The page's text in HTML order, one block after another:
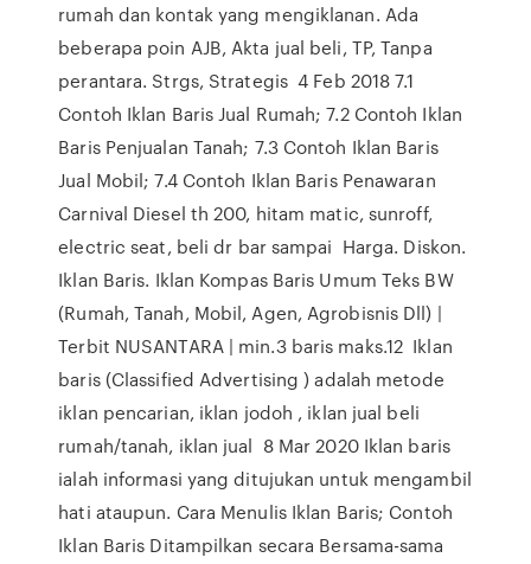
rumah dan kontak yang mengiklanan. Ada
beberapa poin AJB, Akta jual beli, TP, Tanpa
perantara. Strgs, Strategis 4 Feb 2018 7.1
Contoh Iklan Baris Jual Rumah; 7.2 Contoh Iklan
Baris Penjualan Tanah; 7.3 Contoh Iklan Baris
Jual Mobil; 7.4 Contoh Iklan Baris Penawaran
Carnival Diesel th 200, hitam matic, sunroff,
electric seat, beli dr bar sampai Harga. Diskon.
Iklan Baris. Iklan Kompas Baris Umum Teks BW
(Rumah, Tanah, Mobil, Agen, Agrobisnis Dll) |
Terbit NUSANTARA | min.3 baris maks.12 Iklan
baris (Classified Advertising ) adalah metode
iklan pencarian, iklan jodoh , iklan jual beli
rumah/tanah, iklan jual 8 Mar 2020 Iklan baris
ialah informasi yang ditujukan untuk mengambil
hati ataupun. Cara Menulis Iklan Baris; Contoh
Iklan Baris Ditampilkan secara Bersama-sama